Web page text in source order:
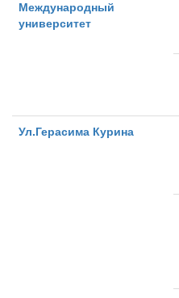
Международный
университет
Ул.Герасима Курина